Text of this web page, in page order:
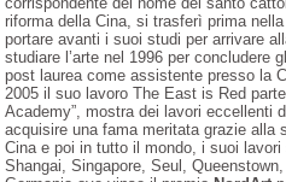
riforma della Cina, si trasferì prima
portare avanti i suoi studi per arrivare
studiare l’arte nel 1996 per concludere
post laurea come assistente presso la
2005 il suo lavoro The East is Red
Academy”, mostra dei lavori eccellenti
acquisire una fama meritata grazie alla
Cina e poi in tutto il mondo, i suoi
Shangai, Singapore, Seul,